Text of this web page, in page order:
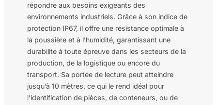
répondre aux besoins exigeants des
environnements industriels. Grâce à son indice de
protection IP67, il offre une résistance optimale à
la poussière et à l’humidité, garantissant une
durabilité à toute épreuve dans les secteurs de la
production, de la logistique ou encore du
transport. Sa portée de lecture peut atteindre
jusqu’à 10 mètres, ce qui le rend idéal pour
l’identification de pièces, de conteneurs, ou de